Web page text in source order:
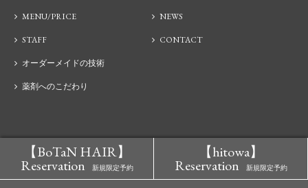
【BoTaN HAIR】
Reservation 新規限定予約
【hitowa】
Reservation 新規限定予約
MENU/PRICE
STAFF
オーダーメイドの技術
薬剤へのこだわり
NEWS
CONTACT